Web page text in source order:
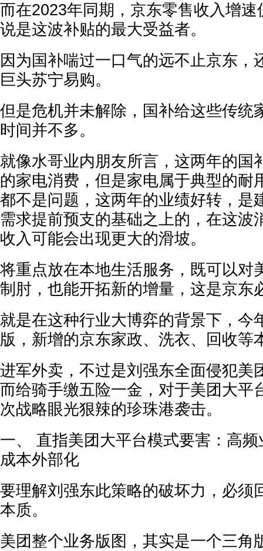
而在2023年同期，京东零售收入增
说是这波补贴的最大受益者。
因为国补喘过一口气的远不止京东，
巨头苏宁易购。
但是危机并未解除，国补给这些传统
时间并不多。
就像水哥业内朋友所言，这两年的国
的家电消费，但是家电属于典型的耐
都不是问题，这两年的业绩好转，是
需求提前预支的基础之上的，在这波
收入可能会出现更大的滑坡。
将重点放在本地生活服务，既可以对
制肘，也能开拓新的增量，这是京东
就是在这种行业大博弈的背景下，今
版，新增的京东家政、洗衣、回收等
进军外卖，不过是刘强东全面侵犯美
而给骑手缴五险一金，对于美团大平
次战略眼光狠辣的珍珠港袭击。
一、 直指美团大平台模式要害：高
成本外部化
要理解刘强东此策略的破坏力，必须
本质。
美团整个业务版图，其实是一个三角